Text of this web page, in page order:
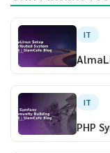
IT
IT
PHP